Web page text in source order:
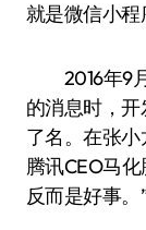
就是微信小程
2016年9月
的消息时，
了名。在张小
腾讯CEO马
反而是好事。